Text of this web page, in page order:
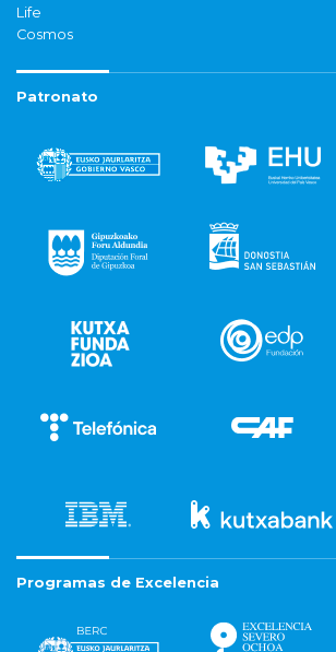
Life
Cosmos
Patronato
Programas de Excelencia